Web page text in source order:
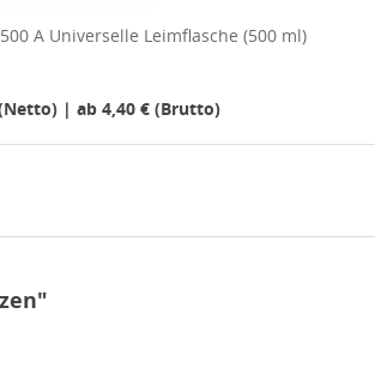
A Universelle Leimflasche (500 ml)
| ab 4,40 € (Brutto)